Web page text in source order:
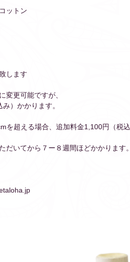
ットン
します
変更可能ですが、
）かかります。
を超える場合、追加料金1,100円（税込
だいてから７ー８週間ほどかかります。